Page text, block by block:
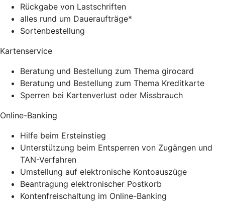
Rückgabe von Lastschriften
alles rund um Daueraufträge*
Sortenbestellung
Kartenservice
Beratung und Bestellung zum Thema girocard
Beratung und Bestellung zum Thema Kreditkarte
Sperren bei Kartenverlust oder Missbrauch
Online-Banking
Hilfe beim Ersteinstieg
Unterstützung beim Entsperren von Zugängen und
TAN-Verfahren
Umstellung auf elektronische Kontoauszüge
Beantragung elektronischer Postkorb
Kontenfreischaltung im Online-Banking